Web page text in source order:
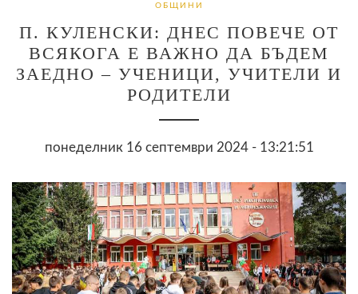
ОБЩИНИ
П. КУЛЕНСКИ: ДНЕС ПОВЕЧЕ ОТ
ВСЯКОГА Е ВАЖНО ДА БЪДЕМ
ЗАЕДНО – УЧЕНИЦИ, УЧИТЕЛИ И
РОДИТЕЛИ
понеделник 16 септември 2024 - 13:21:51